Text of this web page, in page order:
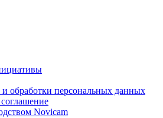
обработки персональных данных
Novicam